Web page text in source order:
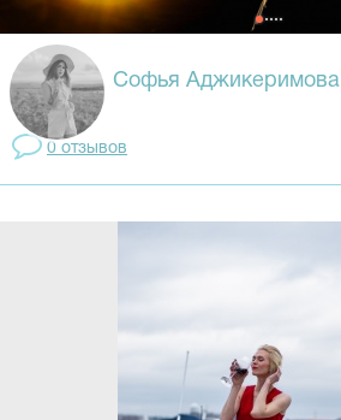
Софья Аджикеримова
0 отзывов